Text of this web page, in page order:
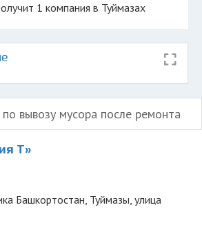
1 компания в Туймазах
вывозу мусора после ремонта
Т»
Башкортостан, Туймазы, улица